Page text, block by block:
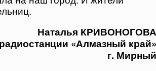
Наталья
«Алмазный
г.